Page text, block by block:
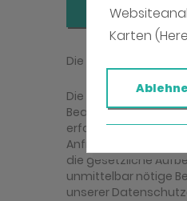
Karten
Absenden
Die mit (*)
Die Daten, die Sie
Bearbeitung Ihrer
erfolgen. Eine
Anfrage erfolgt
die gesetzliche
unmittelbar nötige
unserer